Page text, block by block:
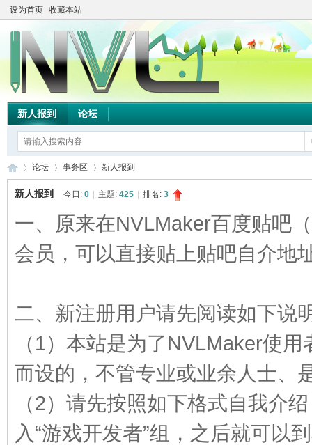
设为首页 收藏本站
新人报到 论坛
论坛 事务区
›
新人报到
新人报到 今日: 0 主题: 425 排名: 3
一、原来在NVLMaker百度贴吧
会员，可以直接贴上贴吧自介地
二、新注册用户请先阅读如下说
（1）本站是为了NVLMaker使
而设的，不管专业或业余人士、
（2）请先按照如下格式自我介
入“游戏开发者”组，之后就可以